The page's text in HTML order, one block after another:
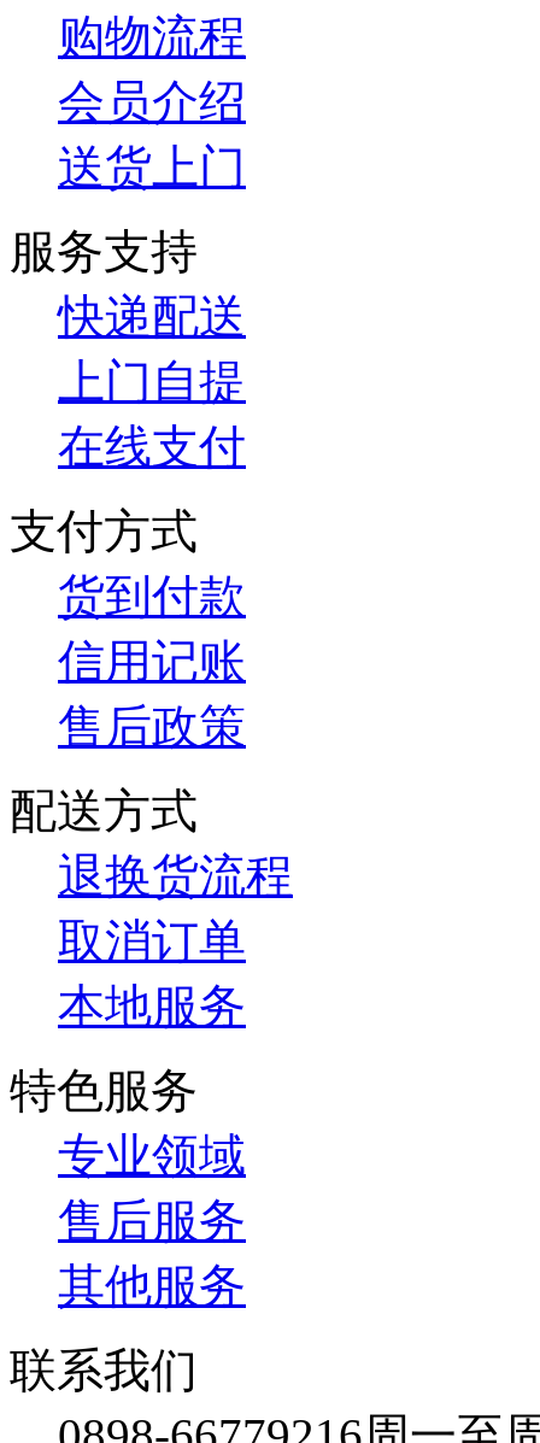
购物流程
会员介绍
送货上门
服务支持
快递配送
上门自提
在线支付
支付方式
货到付款
信用记账
售后政策
配送方式
退换货流程
取消订单
本地服务
特色服务
专业领域
售后服务
其他服务
联系我们